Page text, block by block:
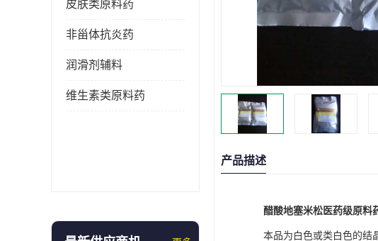
皮肤类原料药
非甾体抗炎药
润滑剂辅料
维生素类原料药
产品描述
醋酸地塞米松医药级原料
本品为白色或类白色的结